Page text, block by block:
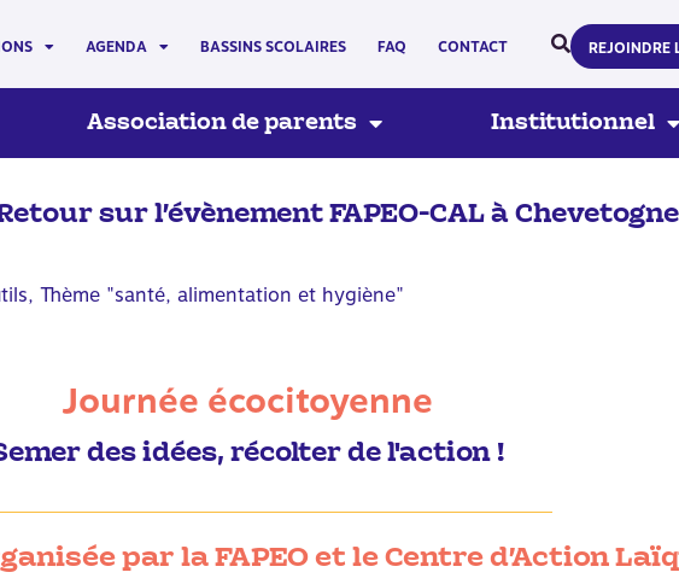
AGENDA BASSINS SCOLAIRES FAQ CONTACT REJOINDRE
Association de parents Institutionnel
sur l’évènement FAPEO-CAL à Chevetogne
, Thème "santé, alimentation et hygiène"
Journée écocitoyenne
des idées, récolter de l'action !
par la FAPEO et le Centre d’Action